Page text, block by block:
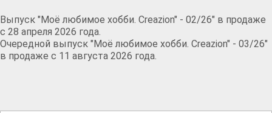
Выпуск "Моё любимое хобби. Creazion" - 02/26" в продаже
с 28 апреля 2026 года.
Очередной выпуск "Моё любимое хобби. Creazion" - 03/26"
в продаже с 11 августа 2026 года.